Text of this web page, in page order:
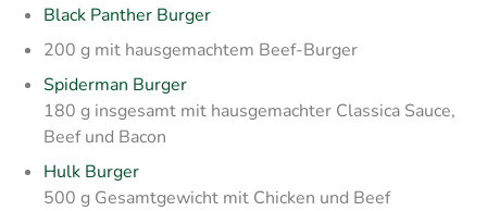
Black Panther Burger
200 g mit hausgemachtem Beef-Burger
Spiderman Burger
180 g insgesamt mit hausgemachter Classica Sauce,
Beef und Bacon
Hulk Burger
500 g Gesamtgewicht mit Chicken und Beef